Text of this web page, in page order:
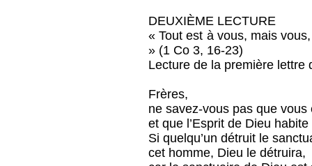
DEUXIÈME LECTURE
« Tout est à vous, mais
» (1 Co 3, 16-23)
Lecture de la première lettre
Frères,
ne savez-vous pas que
et que l’Esprit de Dieu
Si quelqu’un détruit le
cet homme, Dieu le détruira,